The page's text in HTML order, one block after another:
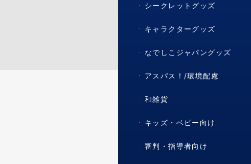
シークレットグッズ
キャラクターグッズ
なでしこジャパングッズ
アスパス！/環境配慮
和雑貨
キッズ・ベビー向け
審判・指導者向け